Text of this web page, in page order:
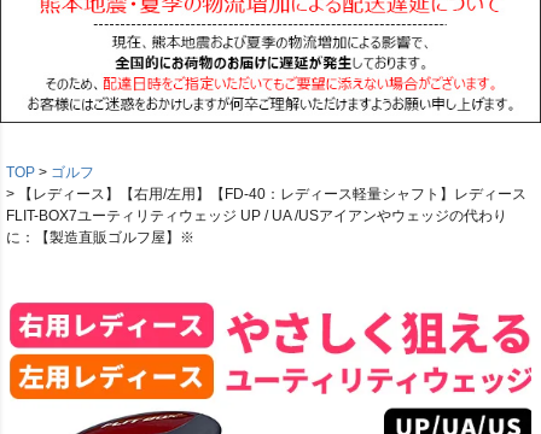
TOP
ゴルフ
【レディース】【右用/左用】【FD-40：レディース軽量シャフト】レディース
FLIT-BOX7ユーティリティウェッジ UP / UA /USアイアンやウェッジの代わり
に：【製造直販ゴルフ屋】※